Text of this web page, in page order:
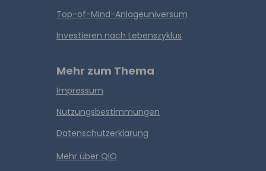
Top-of-Mind-Anlageuniversum
Investieren nach Lebenszyklus
Mehr zum Thema
Impressum
Nutzungsbestimmungen
Datenschutzerklärung
Mehr über QIO